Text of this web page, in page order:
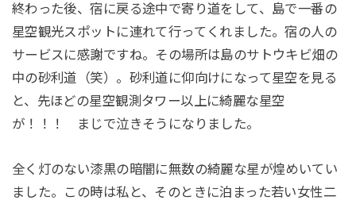
終わった後、宿に戻る途中で寄り道をして、島で一番の
星空観光スポットに連れて行ってくれました。宿の人の
サービスに感謝ですね。その場所は島のサトウキビ畑の
中の砂利道（笑）。砂利道に仰向けになって星空を見る
と、先ほどの星空観測タワー以上に綺麗な星空
が！！！ まじで泣きそうになりました。
全く灯のない漆黒の暗闇に無数の綺麗な星が煌めいてい
ました。この時は私と、そのときに泊まった若い女性二